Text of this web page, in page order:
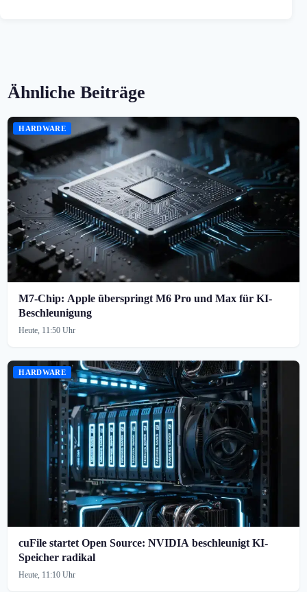
Ähnliche Beiträge
HARDWARE
M7-Chip: Apple überspringt M6 Pro und Max für KI-
Beschleunigung
Heute, 11:50 Uhr
HARDWARE
cuFile startet Open Source: NVIDIA beschleunigt KI-
Speicher radikal
Heute, 11:10 Uhr